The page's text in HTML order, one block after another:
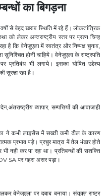
का बिगड़ना
से बेहद खराब स्थिति में रहे हैं। लोकतांत्रिक
को लेकर अन्तराष्ट्रीय स्तर पर प्रश्न चिन्ह
है कि वेनेजुएला में स्वतंत्र और निष्पक्ष चुनाव,
सुनिश्चित होनी चाहिये। वेनेजुएला के राष्ट्रपति
प्रतिबंध भी लगाये। इसका घोषित उद्देश्य
सुरक्षा रहा है।
व्यापार, सम्पत्तियों की आवाजाही
ने कभी लाइसेंस में सख्ती कमी ढील के कारण
प्रभाव पड़े। प्रचुर मात्रा में तेल भंडार होते
नही कर पा रहा था। प्रतिबन्धों की सशक्ति
SA पर गहरा असर पड़ा।
वेनेजुएला पर दबाब बनाया। संयुक्त राष्ट्र